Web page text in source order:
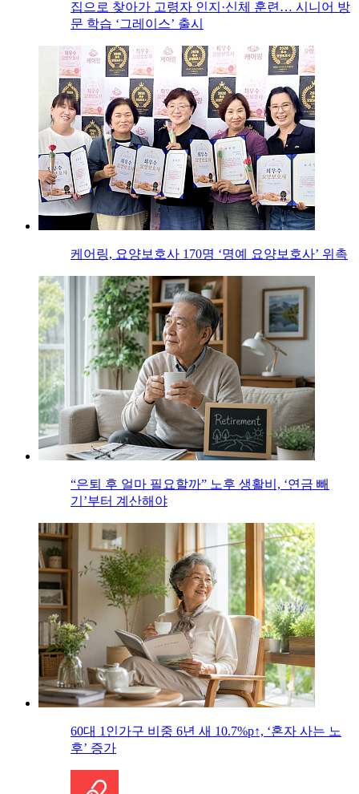
집으로 찾아가 고령자 인지·신체 훈련… 시니어 방
문 학습 ‘그레이스’ 출시
케어링, 요양보호사 170명 ‘명예 요양보호사’ 위촉
“은퇴 후 얼마 필요할까” 노후 생활비, ‘연금 빼
기’부터 계산해야
60대 1인가구 비중 6년 새 10.7%p↑, ‘혼자 사는 노
후’ 증가